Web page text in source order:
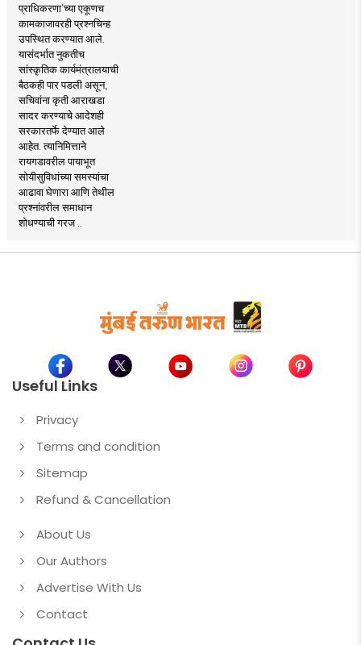
प्राधिकरणा’च्या एकूणच
कामकाजावरही प्रश्नचिन्ह
उपस्थित करण्यात आले.
यासंदर्भात नुकतीच
सांस्कृतिक कार्यमंत्रालयाची
बैठकही पार पडली असून,
सचिवांना कृती आराखडा
सादर करण्याचे आदेशही
सरकारतर्फे देण्यात आले
आहेत. त्यानिमित्ताने
रायगडावरील पायाभूत
सोयीसुविधांच्या समस्यांचा
आढावा घेणारा आणि तेथील
प्रश्नांवरील समाधान
शोधण्याची गरज ..
Useful Links
Privacy
Terms and condition
Sitemap
Refund & Cancellation
About Us
Our Authors
Advertise With Us
Contact